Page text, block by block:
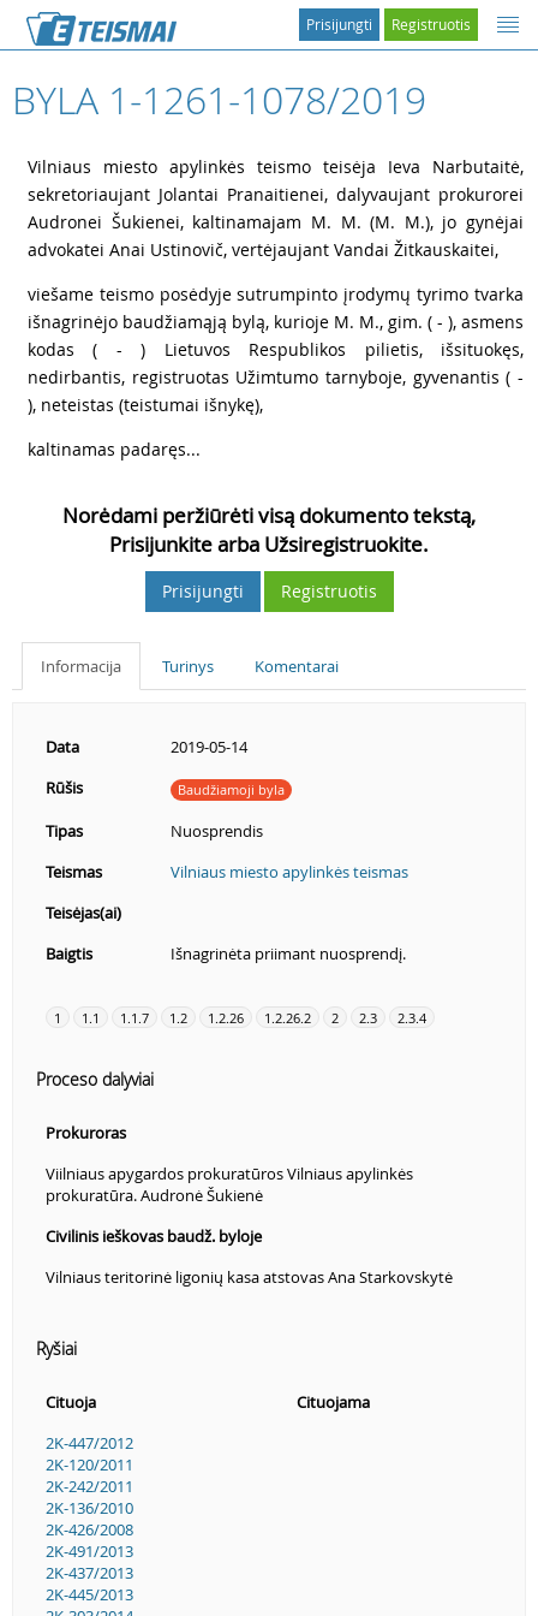
Registruotis
Prisijungti
BYLA 1-1261-1078/2019
Vilniaus miesto apylinkės teismo teisėja Ieva Narbutaitė,
sekretoriaujant Jolantai Pranaitienei, dalyvaujant prokurorei
Audronei Šukienei, kaltinamajam M. M. (M. M.), jo gynėjai
advokatei Anai Ustinovič, vertėjaujant Vandai Žitkauskaitei,
viešame teismo posėdyje sutrumpinto įrodymų tyrimo tvarka
išnagrinėjo baudžiamąją bylą, kurioje M. M., gim. ( - ), asmens
kodas ( - ) Lietuvos Respublikos pilietis, išsituokęs,
nedirbantis, registruotas Užimtumo tarnyboje, gyvenantis ( -
), neteistas (teistumai išnykę),
kaltinamas padaręs...
Norėdami peržiūrėti visą dokumento tekstą,
Prisijunkite arba Užsiregistruokite.
Prisijungti Registruotis
Informacija Turinys Komentarai
Data
2019-05-14
Rūšis
Baudžiamoji byla
Tipas
Nuosprendis
Teismas
Vilniaus miesto apylinkės teismas
Teisėjas(ai)
Baigtis
Išnagrinėta priimant nuosprendį.
1 1.1 1.1.7 1.2 1.2.26 1.2.26.2 2 2.3 2.3.4
Proceso dalyviai
Prokuroras
Viilniaus apygardos prokuratūros Vilniaus apylinkės
prokuratūra. Audronė Šukienė
Civilinis ieškovas baudž. byloje
Vilniaus teritorinė ligonių kasa atstovas Ana Starkovskytė
Ryšiai
Cituoja
Cituojama
2K-447/2012
2K-120/2011
2K-242/2011
2K-136/2010
2K-426/2008
2K-491/2013
2K-437/2013
2K-445/2013